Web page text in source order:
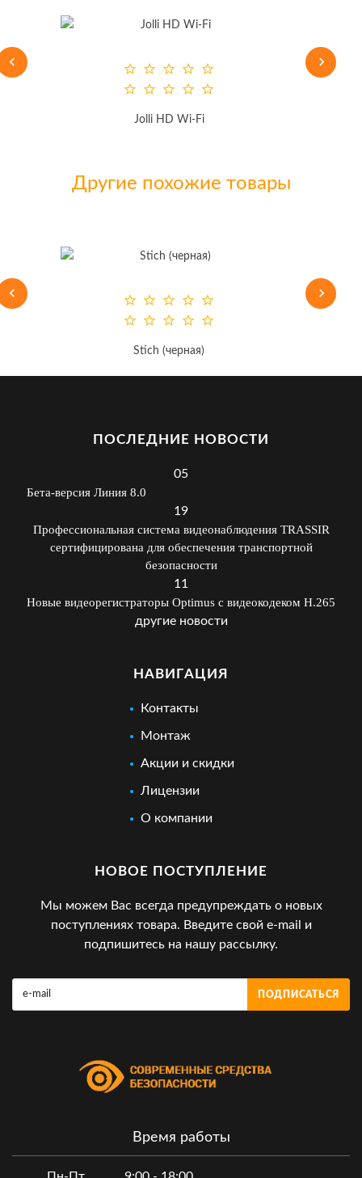
Jolli HD Wi-Fi
Другие похожие товары
Stich (черная)
ПОСЛЕДНИЕ НОВОСТИ
05
Бета-версия Линия 8.0
19
Профессиональная система видеонаблюдения TRASSIR
сертифицирована для обеспечения транспортной
безопасности
11
Новые видеорегистраторы Optimus с видеокодеком H.265
другие новости
НАВИГАЦИЯ
Контакты
Монтаж
Акции и скидки
Лицензии
О компании
НОВОЕ ПОСТУПЛЕНИЕ
Мы можем Вас всегда предупреждать о новых
поступлениях товара. Введите свой e-mail и
подпишитесь на нашу рассылку.
ПОДПИСАТЬСЯ
Время работы